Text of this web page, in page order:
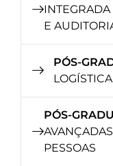
E
PÓS-
LOGÍSTICA
PÓS-
PESSOAS